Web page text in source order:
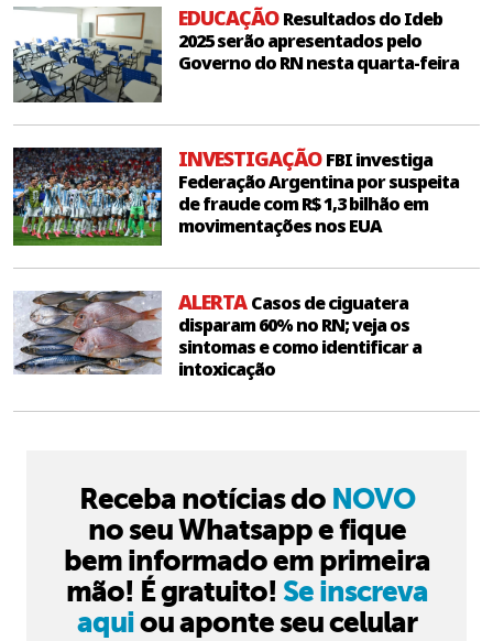
EDUCAÇÃOResultados do Ideb
2025 serão apresentados pelo
Governo do RN nesta quarta-feira
INVESTIGAÇÃOFBI investiga
Federação Argentina por suspeita
de fraude com R$ 1,3 bilhão em
movimentações nos EUA
ALERTACasos de ciguatera
disparam 60% no RN; veja os
sintomas e como identificar a
intoxicação
Receba notícias do NOVO
no seu Whatsapp e fique
bem informado em primeira
mão! É gratuito! Se inscreva
aquiou aponte seu celular